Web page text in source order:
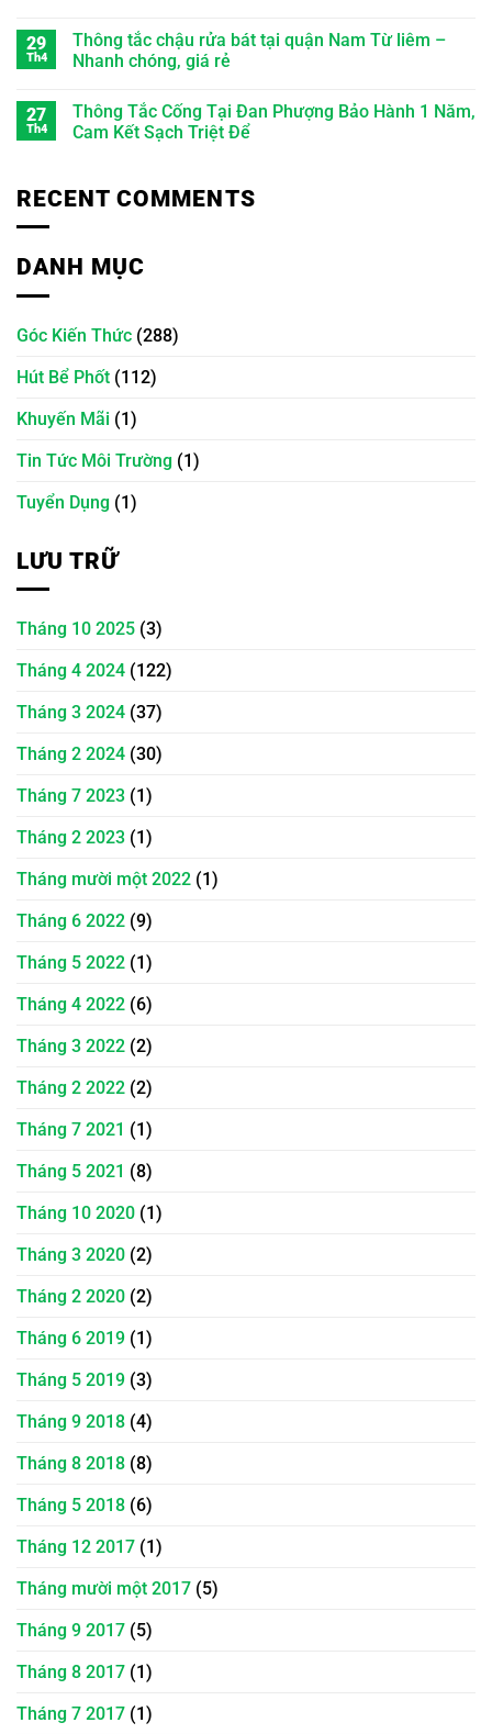
29
Th4
Thông tắc chậu rửa bát tại quận Nam Từ liêm –
Nhanh chóng, giá rẻ
27
Th4
Thông Tắc Cống Tại Đan Phượng Bảo Hành 1 Năm,
Cam Kết Sạch Triệt Để
RECENT COMMENTS
DANH MỤC
Góc Kiến Thức (288)
Hút Bể Phốt (112)
Khuyến Mãi (1)
Tin Tức Môi Trường (1)
Tuyển Dụng (1)
LƯU TRỮ
Tháng 10 2025 (3)
Tháng 4 2024 (122)
Tháng 3 2024 (37)
Tháng 2 2024 (30)
Tháng 7 2023 (1)
Tháng 2 2023 (1)
Tháng mười một 2022 (1)
Tháng 6 2022 (9)
Tháng 5 2022 (1)
Tháng 4 2022 (6)
Tháng 3 2022 (2)
Tháng 2 2022 (2)
Tháng 7 2021 (1)
Tháng 5 2021 (8)
Tháng 10 2020 (1)
Tháng 3 2020 (2)
Tháng 2 2020 (2)
Tháng 6 2019 (1)
Tháng 5 2019 (3)
Tháng 9 2018 (4)
Tháng 8 2018 (8)
Tháng 5 2018 (6)
Tháng 12 2017 (1)
Tháng mười một 2017 (5)
Tháng 9 2017 (5)
Tháng 8 2017 (1)
Tháng 7 2017 (1)